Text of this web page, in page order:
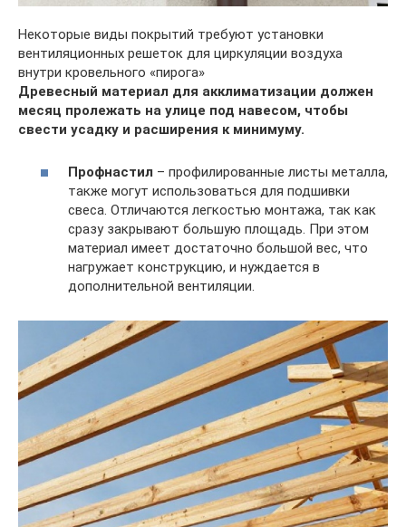
Некоторые виды покрытий требуют установки
вентиляционных решеток для циркуляции воздуха
внутри кровельного «пирога»
Древесный материал для акклиматизации должен
месяц пролежать на улице под навесом, чтобы
свести усадку и расширения к минимуму.
Профнастил – профилированные листы металла,
также могут использоваться для подшивки
свеса. Отличаются легкостью монтажа, так как
сразу закрывают большую площадь. При этом
материал имеет достаточно большой вес, что
нагружает конструкцию, и нуждается в
дополнительной вентиляции.